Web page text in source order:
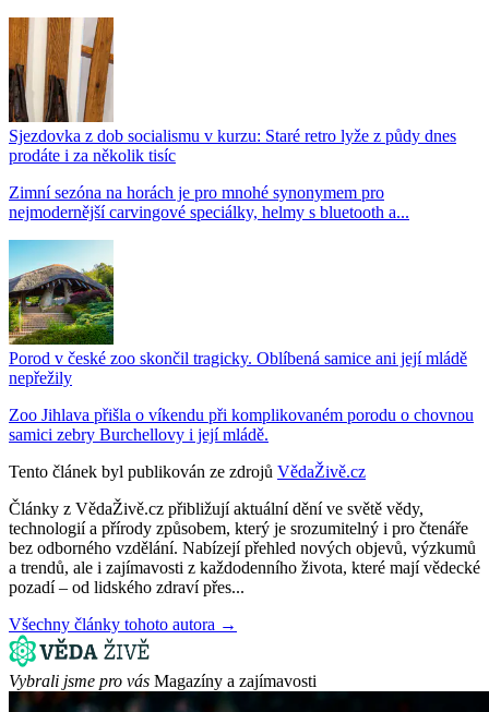
Sjezdovka z dob socialismu v kurzu: Staré retro lyže z půdy dnes
prodáte i za několik tisíc
Zimní sezóna na horách je pro mnohé synonymem pro
nejmodernější carvingové speciálky, helmy s bluetooth a...
Porod v české zoo skončil tragicky. Oblíbená samice ani její mládě
nepřežily
Zoo Jihlava přišla o víkendu při komplikovaném porodu o chovnou
samici zebry Burchellovy i její mládě.
Tento článek byl publikován ze zdrojů VědaŽivě.cz
Články z VědaŽivě.cz přibližují aktuální dění ve světě vědy,
technologií a přírody způsobem, který je srozumitelný i pro čtenáře
bez odborného vzdělání. Nabízejí přehled nových objevů, výzkumů
a trendů, ale i zajímavosti z každodenního života, které mají vědecké
pozadí – od lidského zdraví přes...
Všechny články tohoto autora →
Vybrali jsme pro vás Magazíny a zajímavosti